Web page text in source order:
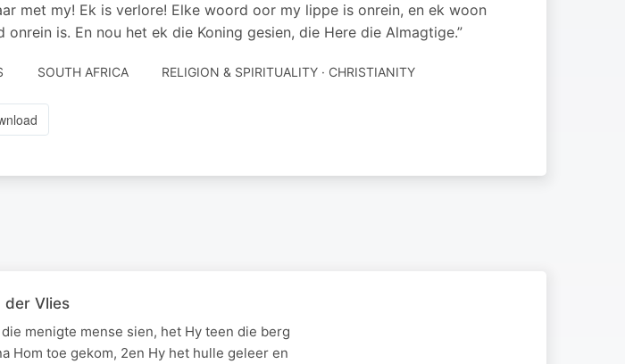
met my! Ek is verlore! Elke woord oor my lippe is onrein, en ek woon
is. En nou het ek die Koning gesien, die Here die Almagtige.”
SOUTH AFRICA RELIGION & SPIRITUALITY · CHRISTIANITY
der Vlies
menigte mense sien, het Hy teen die berg
Hom toe gekom, 2en Hy het hulle geleer en